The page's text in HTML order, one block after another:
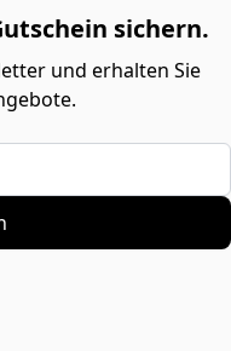
sichern.
und erhalten Sie